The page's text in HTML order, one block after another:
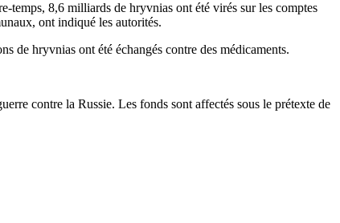
temps, 8,6 milliards de hryvnias ont été virés sur les comptes
ont indiqué les autorités.
de hryvnias ont été échangés contre des médicaments.
contre la Russie. Les fonds sont affectés sous le prétexte de